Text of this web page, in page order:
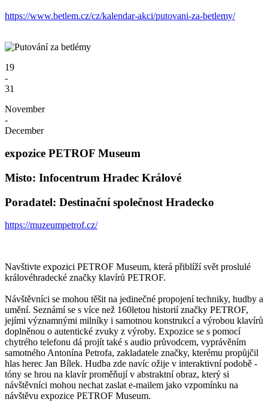
https://www.betlem.cz/cz/kalendar-akci/putovani-za-betlemy/
19
-
31
November
-
December
expozice PETROF Museum
Misto: Infocentrum Hradec Králové
Poradatel: Destinační společnost Hradecko
https://muzeumpetrof.cz/
Navštivte expozici PETROF Museum, která přiblíží svět proslulé
královéhradecké značky klavírů PETROF.
Návštěvníci se mohou těšit na jedinečné propojení techniky, hudby a
umění. Seznámí se s více než 160letou historií značky PETROF,
jejími významnými milníky i samotnou konstrukcí a výrobou klavírů
doplněnou o autentické zvuky z výroby. Expozice se s pomocí
chytrého telefonu dá projít také s audio průvodcem, vyprávěním
samotného Antonína Petrofa, zakladatele značky, kterému propůjčil
hlas herec Jan Bílek. Hudba zde navíc ožije v interaktivní podobě -
tóny se hrou na klavír proměňují v abstraktní obraz, který si
návštěvníci mohou nechat zaslat e-mailem jako vzpomínku na
návštěvu expozice PETROF Museum.